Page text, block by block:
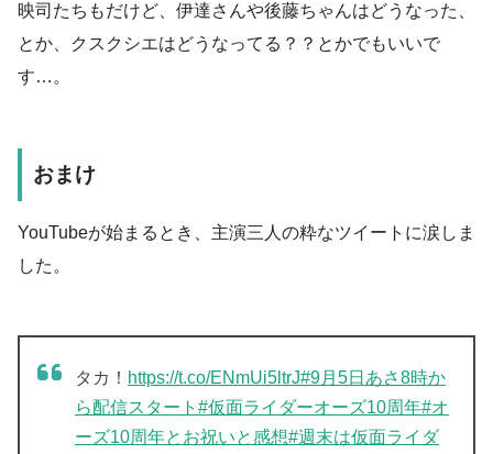
映司たちもだけど、伊達さんや後藤ちゃんはどうなった、
とか、クスクシエはどうなってる？？とかでもいいで
す…。
おまけ
YouTubeが始まるとき、主演三人の粋なツイートに涙しま
した。
タカ！ https://t.co/ENmUi5ltrJ#9月5日あさ8時か
ら配信スタート #仮面ライダーオーズ10周年#オ
ーズ10周年とお祝いと感想#週末は仮面ライダ